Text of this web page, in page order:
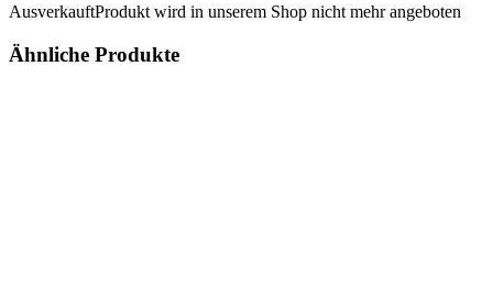
AusverkauftProdukt wird in unserem Shop nicht mehr angeboten
Ähnliche Produkte